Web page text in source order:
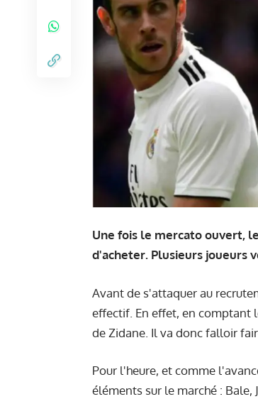
Une fois le mercato ouvert,
d'acheter. Plusieurs joueurs
Avant de s'attaquer au
effectif. En effet, en comptant
de Zidane. Il va donc falloir
Pour l'heure, et comme
éléments sur le marché :